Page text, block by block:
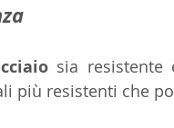
sia resistente
più resistenti che